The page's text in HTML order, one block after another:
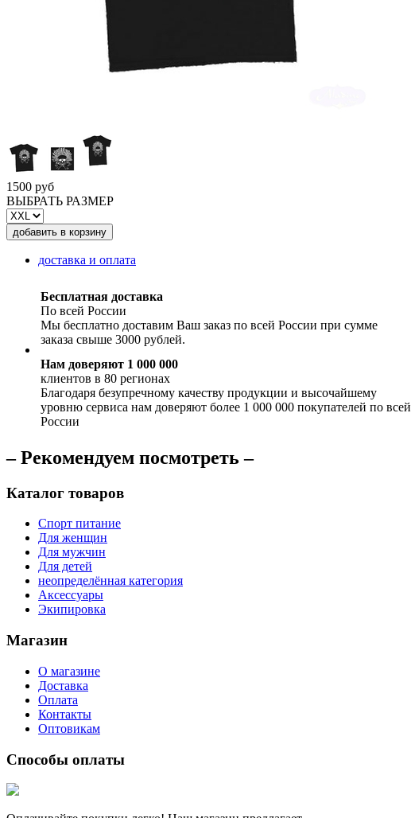
1500 руб
ВЫБРАТЬ РАЗМЕР
доставка и оплата
Бесплатная доставка
По всей России
Мы бесплатно доставим Ваш заказ по всей России при сумме
заказа свыше 3000 рублей.
Нам доверяют 1 000 000
клиентов в 80 регионах
Благодаря безупречному качеству продукции и высочайшему
уровню сервиса нам доверяют более 1 000 000 покупателей по всей
России
– Рекомендуем посмотреть –
Каталог товаров
Спорт питание
Для женщин
Для мужчин
Для детей
неопределённая категория
Аксессуары
Экипировка
Магазин
О магазине
Доставка
Оплата
Контакты
Оптовикам
Способы оплаты